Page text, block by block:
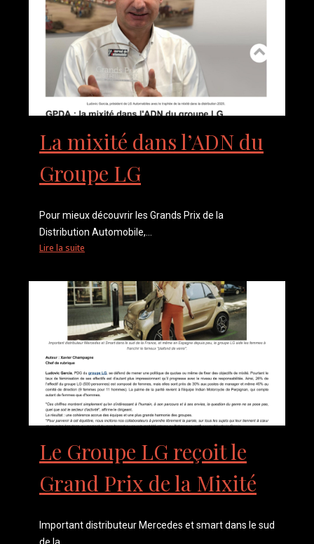
La mixité dans l’ADN du
Groupe LG
Pour mieux découvrir les Grands Prix de la
Distribution Automobile,...
Lire la suite
Le Groupe LG reçoit le
Grand Prix de la Mixité
Important distributeur Mercedes et smart dans le sud
de la...